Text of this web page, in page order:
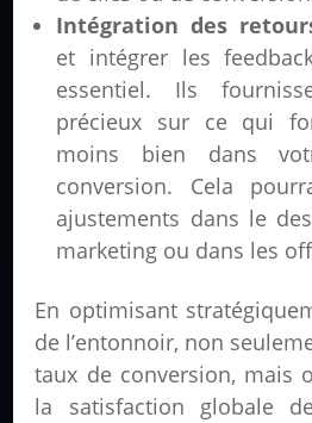
Intégration des
et intégrer les
essentiel. Ils
précieux sur ce qui
moins bien dans
conversion. Cela
ajustements dans le
marketing ou dans les
En optimisant
de l’entonnoir, non
taux de conversion, mais
la satisfaction globale